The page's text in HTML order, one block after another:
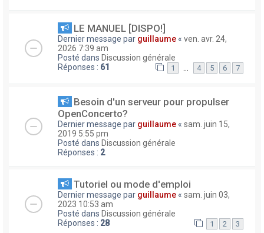
LE MANUEL [DISPO!]
Dernier message par guillaume « ven. avr. 24,
2026 7:39 am
Posté dans Discussion générale
Réponses : 61 1 … 4 5 6 7
Besoin d'un serveur pour propulser
OpenConcerto?
Dernier message par guillaume « sam. juin 15,
2019 5:55 pm
Posté dans Discussion générale
Réponses : 2
Tutoriel ou mode d'emploi
Dernier message par guillaume « sam. juin 03,
2023 10:53 am
Posté dans Discussion générale
Réponses : 28 1 2 3